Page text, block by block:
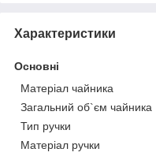
Характеристики
Основні
Матеріал чайника
Загальний об`єм чайника
Тип ручки
Матеріал ручки